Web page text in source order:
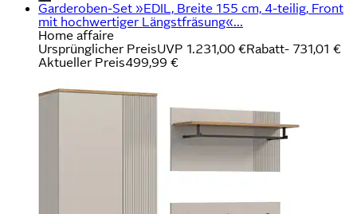
Garderoben-Set »EDIL, Breite 155 cm, 4-teilig, Front
mit hochwertiger Längstfräsung«...
Home affaire
Ursprünglicher PreisUVP 1.231,00 €Rabatt- 731,01 €
Aktueller Preis499,99 €